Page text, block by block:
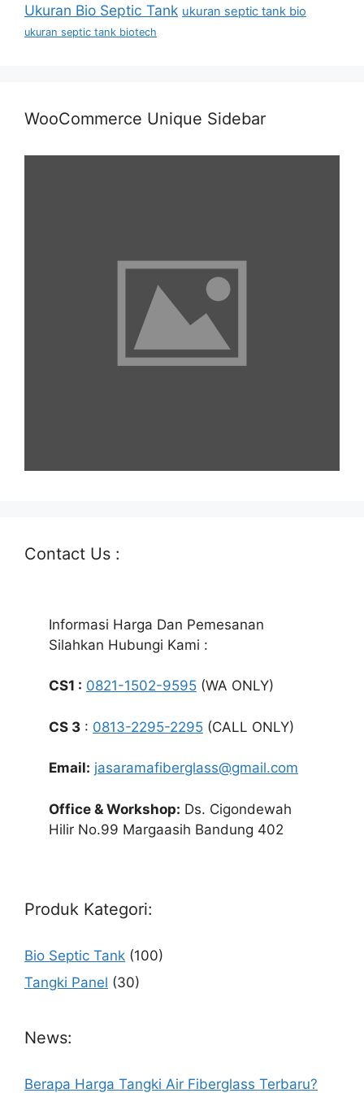
Ukuran Bio Septic Tank ukuran septic tank bio
ukuran septic tank biotech
WooCommerce Unique Sidebar
Contact Us :
Informasi Harga Dan Pemesanan
Silahkan Hubungi Kami :
CS1 : 0821-1502-9595 (WA ONLY)
CS 3 : 0813-2295-2295 (CALL ONLY)
Email: jasaramafiberglass@gmail.com
Office & Workshop: Ds. Cigondewah
Hilir No.99 Margaasih Bandung 402
Produk Kategori:
Bio Septic Tank (100)
Tangki Panel (30)
News:
Berapa Harga Tangki Air Fiberglass Terbaru?